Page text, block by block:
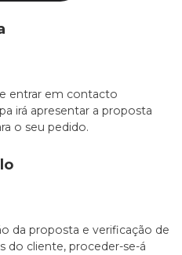
entrar em contacto
irá apresentar a proposta
o seu pedido.
da proposta e verificação de
do cliente, proceder-se-á